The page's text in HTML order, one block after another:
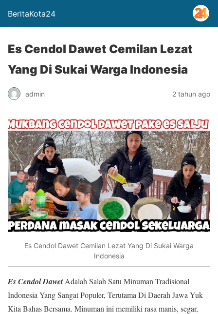
BeritaKota24
Es Cendol Dawet Cemilan Lezat
Yang Di Sukai Warga Indonesia
admin 2 tahun ago
Es Cendol Dawet Cemilan Lezat Yang Di Sukai Warga
Indonesia
Es Cendol DawetAdalah Salah Satu Minuman Tradisional
Indonesia Yang Sangat Populer, Terutama Di Daerah Jawa Yuk
Kita Bahas Bersama. Minuman ini memiliki rasa manis, segar,